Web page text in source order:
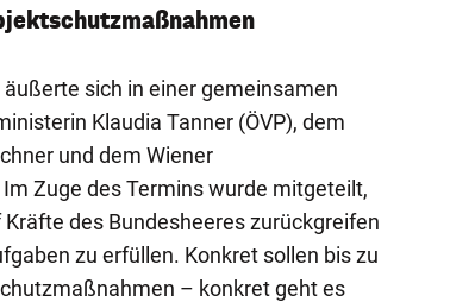
sich in einer gemeinsamen
Klaudia Tanner (ÖVP), dem
und dem Wiener
Zuge des Termins wurde mitgeteilt,
des Bundesheeres zurückgreifen
zu erfüllen. Konkret sollen bis zu
– konkret geht es